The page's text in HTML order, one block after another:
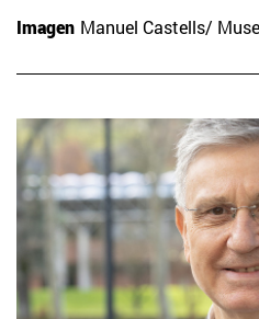
Imagen Manuel Castells/